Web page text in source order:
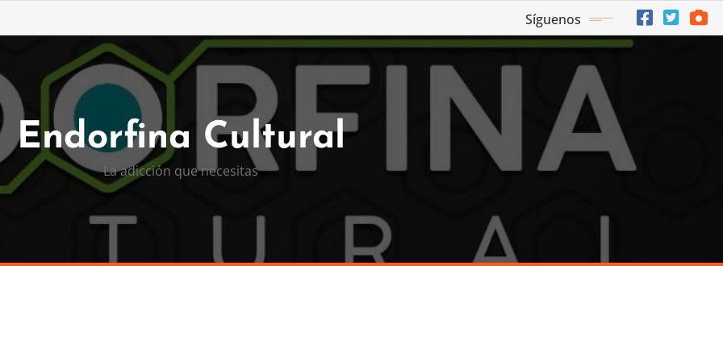
Síguenos
Endorfina Cultural
La adicción que necesitas